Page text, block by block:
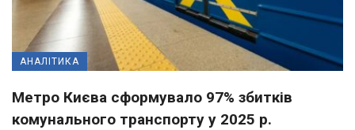
АНАЛІТИКА
Метро Києва сформувало 97% збитків
комунального транспорту у 2025 р.